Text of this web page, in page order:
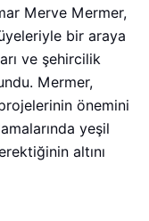
Merve Mermer,
bir araya
ve şehircilik
Mermer,
önemini
yeşil
altını